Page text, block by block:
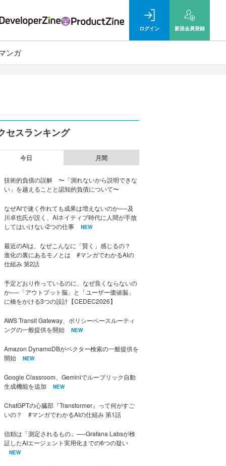
ログイン 新規会員登録
ンガ
セスランキング
今日 月間
技術的負債の誤解 〜「測れないから説明できな
い」を越えることと認知的負債について〜
なぜAIで速く作れても成果は増えないのか──及
川卓也氏が説く、AIネイティブ時代に人間が手放
してはいけない2つの仕事
NEW
最近のAIは、なぜこんなに「賢く」感じるの？
進化の裏にあるモノとは #マンガでわかるAIの
仕組み 第2話
予定どおり作っているのに、なぜ良くならないの
か──「アウトプット脳」と「ユーザー価値脳」
に橋をかける3つの設計【CEDEC2026】
AWS Transit Gateway、ポリシーベースルーティ
ングの一般提供を開始
NEW
Amazon DynamoDBがベクター検索の一般提供を
開始
NEW
Google Classroom、Geminiでルーブリック自動
生成機能を追加
NEW
ChatGPTの心臓部『Transformer』って何がすご
いの？ #マンガでわかるAIの仕組み 第1話
信頼は「測定されるもの」──Grafana Labsが検
証したAIエージェント実用化までの6つの疑い
NEW